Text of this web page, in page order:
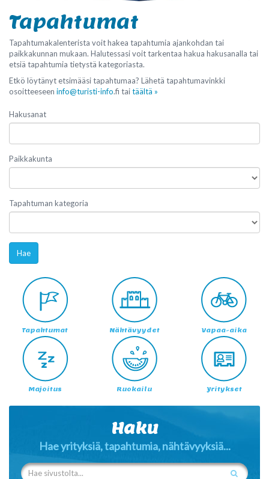
Tapahtumat
Tapahtumakalenterista voit hakea tapahtumia ajankohdan tai
paikkakunnan mukaan. Halutessasi voit tarkentaa hakua hakusanalla tai
etsiä tapahtumia tietystä kategoriasta.
Etkö löytänyt etsimääsi tapahtumaa? Lähetä tapahtumavinkki
osoitteeseen info@turisti-info.fi taitäältä »
Hakusanat
Paikkakunta
Tapahtuman kategoria
Hae
Tapahtumat Nähtävyydet Vapaa-aika
Majoitus Ruokailu Yritykset
Haku
Hae yrityksiä, tapahtumia, nähtävyyksiä...